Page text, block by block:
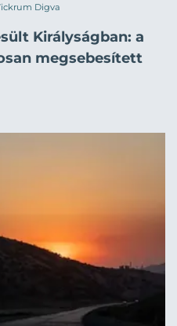
Digva
Királyságban: a
megsebesített